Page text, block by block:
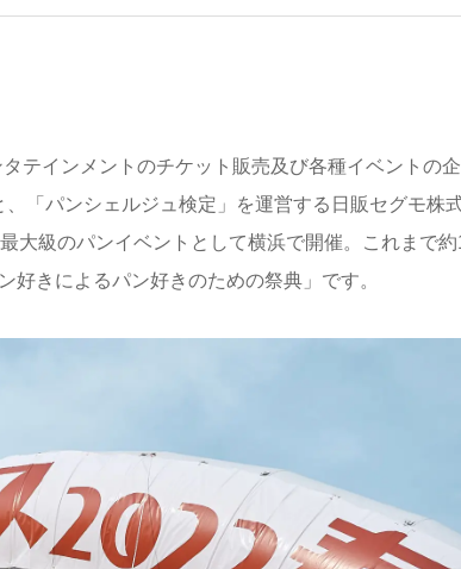
テインメントのチケット販売及び各種イベントの企
「パンシェルジュ検定」を運営する日販セグモ株
大級のパンイベントとして横浜で開催。これまで
きによるパン好きのための祭典」です。